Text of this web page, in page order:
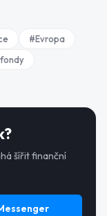
#Evropa
fondy
šířit finanční